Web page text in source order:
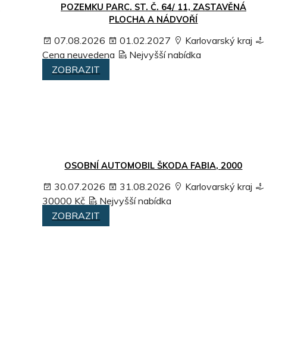
POZEMKU PARC. ST. Č. 64/ 11, ZASTAVĚNÁ
PLOCHA A NÁDVOŘÍ
07.08.2026 01.02.2027
Karlovarský kraj
Cena neuvedena
Nejvyšší nabídka
ZOBRAZIT
OSOBNÍ AUTOMOBIL ŠKODA FABIA, 2000
30.07.2026 31.08.2026
Karlovarský kraj
30000 Kč
Nejvyšší nabídka
ZOBRAZIT